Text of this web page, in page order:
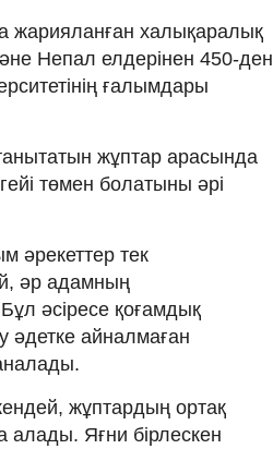
жарияланған халықаралық
Непал елдерінен 450-ден
ғалымдары
жұптар арасында
төмен болатыны әрі
әрекеттер тек
әр адамның
әсіресе қоғамдық
әдетке айналмаған
жұптардың ортақ
Яғни бірлескен